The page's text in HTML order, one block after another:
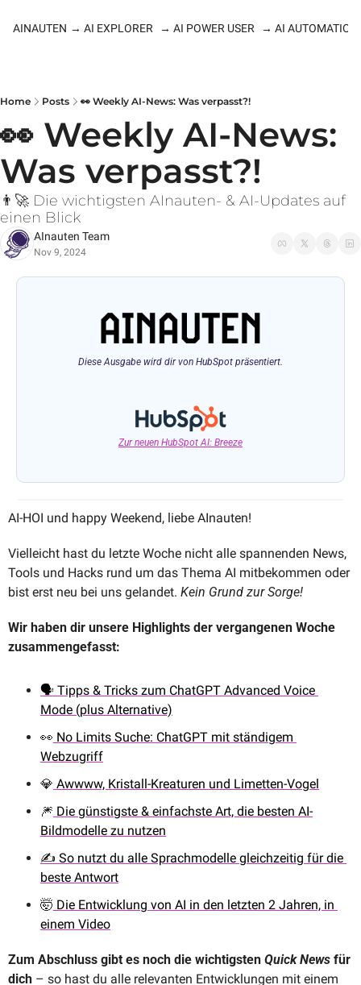
AINAUTEN → AI EXPLORER → AI POWER USER → AI AUTOMATION
Home Posts 👀 Weekly AI-News: Was verpasst?!
👀 Weekly AI-News:
Was verpasst?!
👨‍🚀 Die wichtigsten AInauten- & AI-Updates auf
einen Blick
AInauten Team
Nov 9, 2024
Diese Ausgabe wird dir von HubSpot präsentiert.
Zur neuen HubSpot AI: Breeze
AI-HOI und happy Weekend, liebe AInauten!
Vielleicht hast du letzte Woche nicht alle spannenden News,
Tools und Hacks rund um das Thema AI mitbekommen oder
bist erst neu bei uns gelandet. Kein Grund zur Sorge!
Wir haben dir unsere Highlights der vergangenen Woche
zusammengefasst:
🗣️ Tipps & Tricks zum ChatGPT Advanced Voice
Mode (plus Alternative)
👀 No Limits Suche: ChatGPT mit ständigem
Webzugriff
💎 Awwww, Kristall-Kreaturen und Limetten-Vogel
🎆 Die günstigste & einfachste Art, die besten AI-
Bildmodelle zu nutzen
✍️ So nutzt du alle Sprachmodelle gleichzeitig für die
beste Antwort
🤯 Die Entwicklung von AI in den letzten 2 Jahren, in
einem Video
Zum Abschluss gibt es noch die wichtigsten Quick News für
dich – so hast du alle relevanten Entwicklungen mit einem